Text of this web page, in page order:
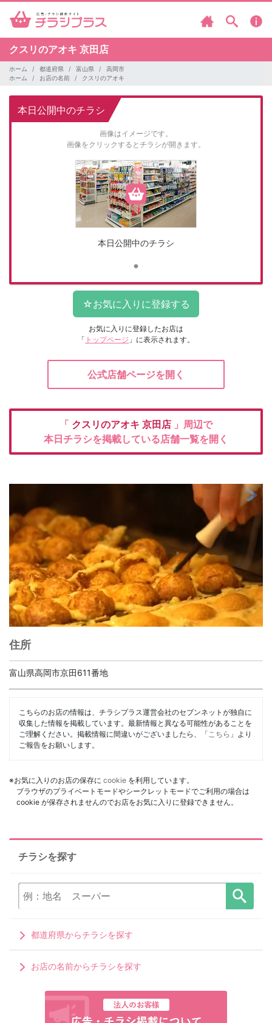
クスリのアオキ 京田店
ホーム 都道府県 富山県
高岡市
ホーム
お店の名前 クスリのアオキ
本日公開中のチラシ
画像はイメージです。
画像をクリックするとチラシが開きます。
本日公開中のチラシ
お気に入りに登録したお店は
「 トップページ 」に表示されます。
公式店舗ページを開く
「 クスリのアオキ 京田店 」周辺で
本日チラシを掲載している店舗一覧を開く
住所
富山県高岡市京田611番地
こちらのお店の情報は、チラシプラス運営会社のセブンネットが独自に
収集した情報を掲載しています。最新情報と異なる可能性があることを
ご理解ください。掲載情報に間違いがございましたら、「 こちら 」より
ご報告をお願いします。
※お気に入りのお店の保存に cookie を利用しています。
ブラウザのプライベートモードやシークレットモードでご利用の場合は
cookie が保存されませんのでお店をお気に入りに登録できません。
チラシを探す
都道府県からチラシを探す
お店の名前からチラシを探す